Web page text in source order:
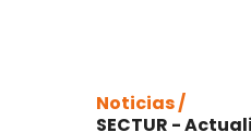
Noticias /
SECTUR -